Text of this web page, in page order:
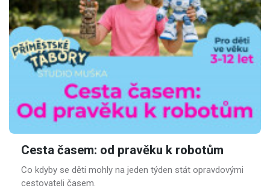
Cesta časem: od pravěku k robotům
Co kdyby se děti mohly na jeden týden stát opravdovými
cestovateli časem.